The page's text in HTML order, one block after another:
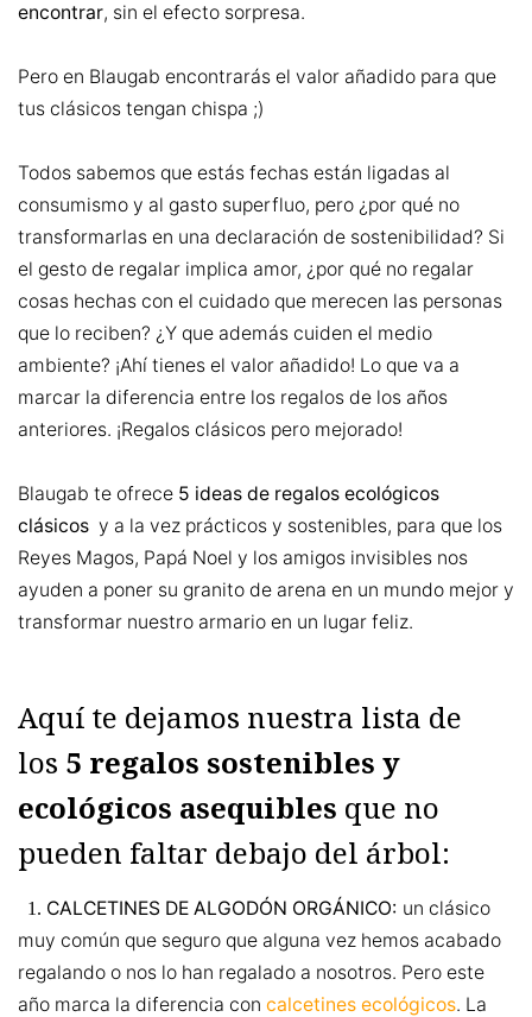
encontrar, sin el efecto sorpresa.
Pero en Blaugab encontrarás el valor añadido para que
tus clásicos tengan chispa ;)
Todos sabemos que estás fechas están ligadas al
consumismo y al gasto superfluo, pero ¿por qué no
transformarlas en una declaración de sostenibilidad? Si
el gesto de regalar implica amor, ¿por qué no regalar
cosas hechas con el cuidado que merecen las personas
que lo reciben? ¿Y que además cuiden el medio
ambiente? ¡Ahí tienes el valor añadido! Lo que va a
marcar la diferencia entre los regalos de los años
anteriores. ¡Regalos clásicos pero mejorado!
Blaugab te ofrece 5 ideas de regalos ecológicos
clásicos y a la vez prácticos y sostenibles, para que los
Reyes Magos, Papá Noel y los amigos invisibles nos
ayuden a poner su granito de arena en un mundo mejor y
transformar nuestro armario en un lugar feliz.
Aquí te dejamos nuestra lista de
los 5 regalos sostenibles y
ecológicos asequibles que no
pueden faltar debajo del árbol:
1. CALCETINES DE ALGODÓN ORGÁNICO: un clásico
muy común que seguro que alguna vez hemos acabado
regalando o nos lo han regalado a nosotros. Pero este
año marca la diferencia con calcetines ecológicos. La